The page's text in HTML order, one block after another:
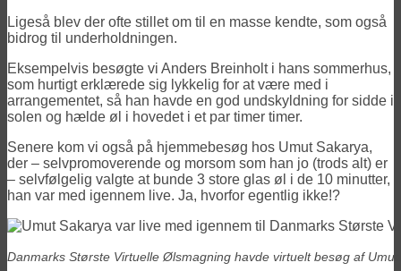
Ligeså blev der ofte stillet om til en masse kendte, som også
bidrog til underholdningen.
Eksempelvis besøgte vi Anders Breinholt i hans sommerhus,
som hurtigt erklærede sig lykkelig for at være med i
arrangementet, så han havde en god undskyldning for sidde i
solen og hælde øl i hovedet i et par timer timer.
Senere kom vi også på hjemmebesøg hos Umut Sakarya,
der – selvpromoverende og morsom som han jo (trods alt) er
– selvfølgelig valgte at bunde 3 store glas øl i de 10 minutter,
han var med igennem live. Ja, hvorfor egentlig ikke!?
Danmarks Største Virtuelle Ølsmagning havde virtuelt besøg af Umut.